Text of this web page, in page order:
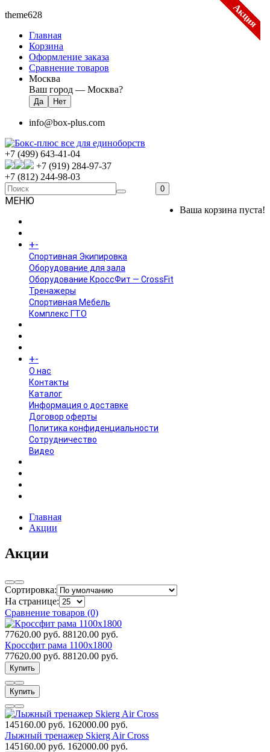
theme628
Главная
Корзина
Оформление заказа
Сравнение товаров
Москва
Ваш город — Москва?
info@box-plus.com
+7 (499) 643-41-04
+7 (919) 284-97-37
+7 (812) 244-98-03
0
Ваша корзина пуста!
МЕНЮ
+-
Спортивная Экипировка
Оборудование для зала
Оборудование КроссФит — CrossFit
Тренажеры
Спортивная Мебель
Комплекс ГТО
+-
O нас
Контакты
Каталог
Информация о доставке
Договор оферты
Политика конфиденциальности
Сотрудничество
Видео
Главная
Акции
Акции
Сортировка:
На странице:
Сравнение товаров (0)
Акция
77620.00 руб. 88120.00 руб.
Кроссфит рама 1100х1800
77620.00 руб. 88120.00 руб.
Купить
Купить
Акция
145160.00 руб. 162000.00 руб.
Лыжный тренажер Skierg Air Cross
145160.00 руб. 162000.00 руб.
Акция
Акция
Акция
Акция
Акция
Акция
Акция
Акция
Акция
Акция
Акция
Акция
Акция
Акция
Акция
Акция
Акция
Акция
Акция
Акция
Акция
Акция
Акция